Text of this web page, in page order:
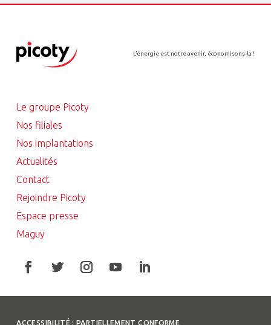
L’énergie est notre avenir, économisons-la !
Le groupe Picoty
Nos filiales
Nos implantations
Actualités
Contact
Rejoindre Picoty
Espace presse
Maguy
ACCESSIBILITÉ : PARTIELLEMENT CONFORME